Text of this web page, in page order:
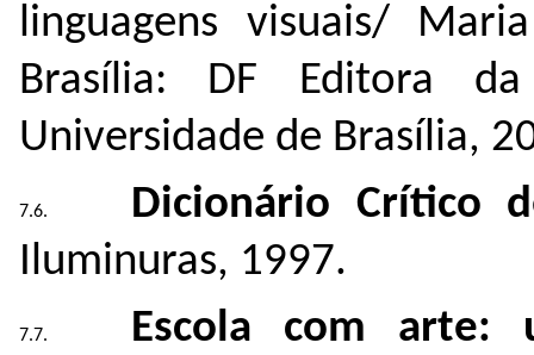
linguagens visuais/
Brasília: DF Editora
Universidade de Brasília,
Dicionário Crítico
Iluminuras, 1997.
Escola com arte: